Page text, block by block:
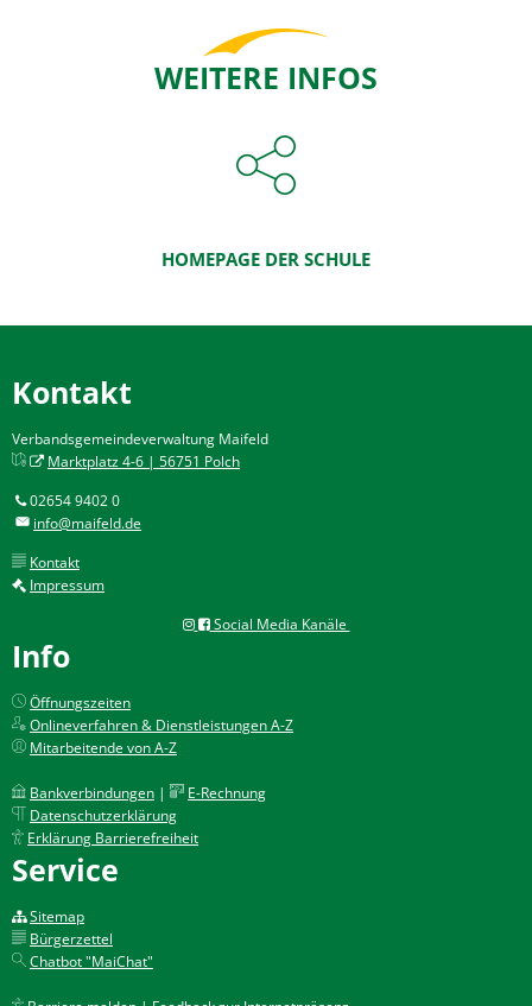
WEITERE INFOS
HOMEPAGE DER SCHULE
Kontakt
Verbandsgemeindeverwaltung Maifeld
Marktplatz 4-6 | 56751 Polch
02654 9402 0
info@maifeld.de
Kontakt
Impressum
Social Media Kanäle
Info
Öffnungszeiten
Onlineverfahren & Dienstleistungen A-Z
Mitarbeitende von A-Z
Bankverbindungen |
E-Rechnung
Datenschutzerklärung
Erklärung Barrierefreiheit
Service
Sitemap
Bürgerzettel
Chatbot "MaiChat"